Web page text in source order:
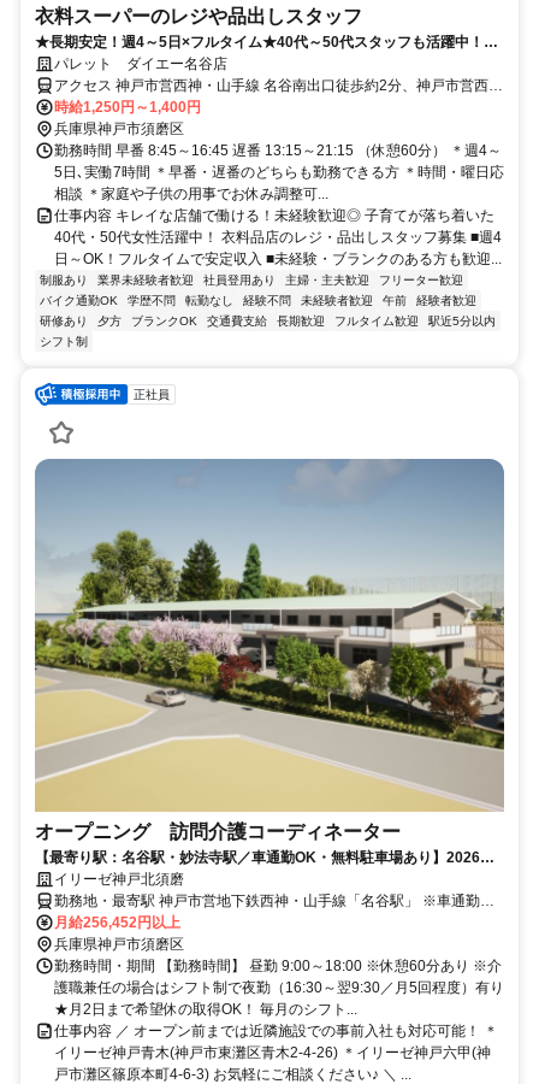
衣料スーパーのレジや品出しスタッフ
★長期安定！週4～5日×フルタイム★40代～50代スタッフも活躍中！未
経験者歓迎
パレット ダイエー名谷店
アクセス 神戸市営西神・山手線 名谷南出口徒歩約2分、神戸市営西
神・山手線/神戸市営北神線 妙法寺（兵庫県）北出口徒歩約27分 市営
地下鉄「名谷駅」～徒歩2分
時給1,250円～1,400円
兵庫県神戸市須磨区
勤務時間 早番 8:45～16:45 遅番 13:15～21:15 （休憩60分） ＊週4～
5日､実働7時間 ＊早番・遅番のどちらも勤務できる方 ＊時間・曜日応
相談 ＊家庭や子供の用事でお休み調整可...
仕事内容 キレイな店舗で働ける！未経験歓迎◎ 子育てが落ち着いた
40代・50代女性活躍中！ 衣料品店のレジ・品出しスタッフ募集 ■週4
日～OK！フルタイムで安定収入 ■未経験・ブランクのある方も歓迎...
制服あり 業界未経験者歓迎 社員登用あり 主婦・主夫歓迎
フリーター歓迎
バイク通勤OK
学歴不問 転勤なし 経験不問 未経験者歓迎 午前
経験者歓迎
研修あり
夕方 ブランクOK 交通費支給 長期歓迎 フルタイム歓迎
駅近5分以内
シフト制
正社員
オープニング 訪問介護コーディネーター
【最寄り駅：名谷駅・妙法寺駅／車通勤OK・無料駐車場あり】2026年
11月1日開所★オープニング募集！
イリーゼ神戸北須磨
勤務地・最寄駅 神戸市営地下鉄西神・山手線「名谷駅」 ※車通勤
OK(無料駐車場あり)
月給256,452円以上
兵庫県神戸市須磨区
勤務時間・期間 【勤務時間】 昼勤 9:00～18:00 ※休憩60分あり ※介
護職兼任の場合はシフト制で夜勤（16:30～翌9:30／月5回程度）有り
★月2日まで希望休の取得OK！ 毎月のシフト...
仕事内容 ／ オープン前までは近隣施設での事前入社も対応可能！ ＊
イリーゼ神戸青木(神戸市東灘区青木2-4-26) ＊イリーゼ神戸六甲(神
戸市灘区篠原本町4-6-3) お気軽にご相談ください♪ ＼ ...